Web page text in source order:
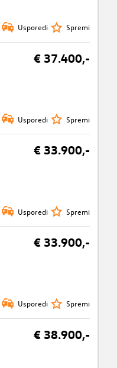
Usporedi Spremi
€ 37.400,-
Usporedi Spremi
€ 33.900,-
Usporedi Spremi
€ 33.900,-
Usporedi Spremi
€ 38.900,-